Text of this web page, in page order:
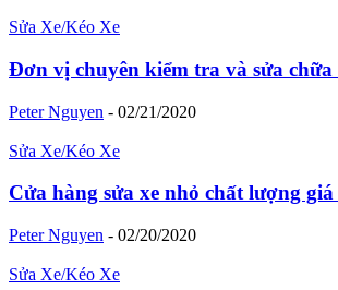
Sửa Xe/Kéo Xe
Đơn vị chuyên kiểm tra và sửa
Peter Nguyen - 02/21/2020
Sửa Xe/Kéo Xe
Cửa hàng sửa xe nhỏ chất lượng
Peter Nguyen - 02/20/2020
Sửa Xe/Kéo Xe